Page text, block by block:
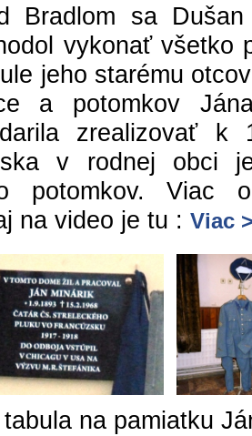
Bradlom sa
vykonať všetko
jeho starému
a potomkov
zrealizovať k
v rodnej obci
potomkov. Viac
na video je tu : Viac
na pamiatku